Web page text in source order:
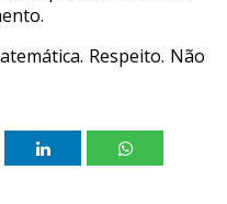
Respeito. Não